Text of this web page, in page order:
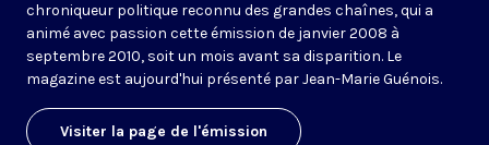
chroniqueur politique reconnu des grandes chaînes, qui a
animé avec passion cette émission de janvier 2008 à
septembre 2010, soit un mois avant sa disparition. Le
magazine est aujourd'hui présenté par Jean-Marie Guénois.
Visiter la page de l'émission